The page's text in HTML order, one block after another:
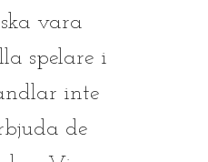
vara
spelare i
inte
de